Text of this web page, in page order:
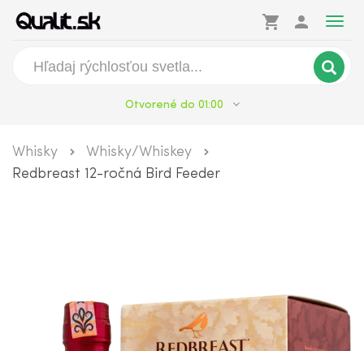
Otvorené do 01:00
shopping_cart person
Whisky
Whisky/Whiskey
Redbreast 12-ročná Bird Feeder